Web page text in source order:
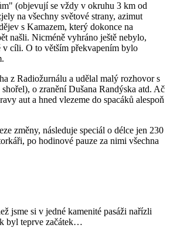
(objevují se vždy v okruhu 3 km od
na všechny světové strany, azimut
s Kamazem, který dokonce na
našli. Nicméně vyhráno ještě nebylo,
v cíli. O to větším překvapením bylo
z Radiožurnálu a udělal malý rozhovor s
o zranění Dušana Randýska atd. Ač
aut a hned vlezeme do spacáků alespoň
změny, následuje speciál o délce jen 230
po hodinové pauze za nimi všechna
jsme si v jedné kamenité pasáži nařízli
byl teprve začátek…